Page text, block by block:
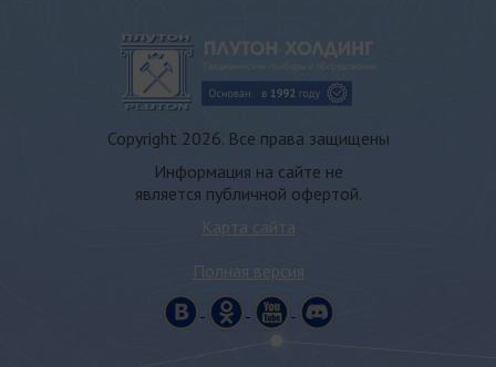
Copyright 2026. Все права защищены
Информация на сайте не
является публичной офертой.
Карта сайта
Полная версия